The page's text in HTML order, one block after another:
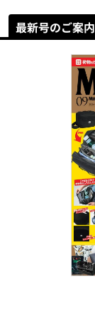
最新号のご案内